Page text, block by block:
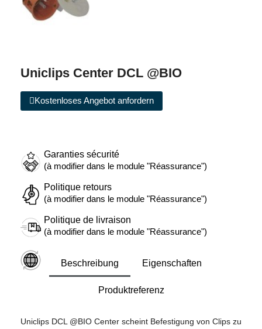
Uniclips Center DCL @BIO
Kostenloses Angebot anfordern
Garanties sécurité
(à modifier dans le module "Réassurance")
Politique retours
(à modifier dans le module "Réassurance")
Politique de livraison
(à modifier dans le module "Réassurance")
Beschreibung Eigenschaften
Produktreferenz
Uniclips DCL @BIO Center scheint Befestigung von Clips zu